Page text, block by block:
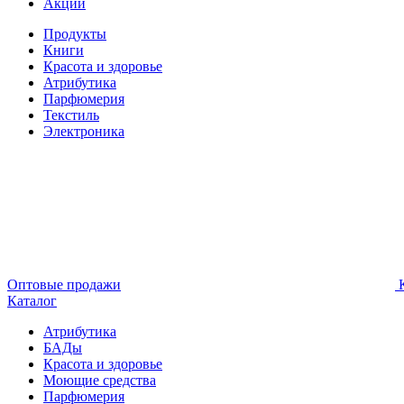
Акции
Продукты
Книги
Красота и здоровье
Атрибутика
Парфюмерия
Текстиль
Электроника
Оптовые продажи
Каталог
Атрибутика
БАДы
Красота и здоровье
Моющие средства
Парфюмерия